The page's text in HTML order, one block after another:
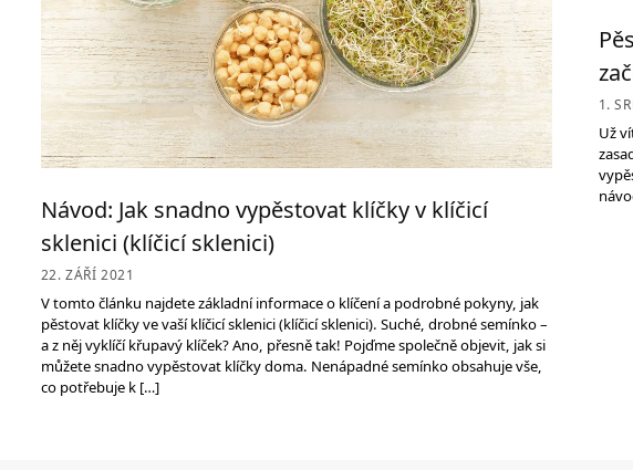
Návod: Jak snadno vypěstovat klíčky v klíčicí
sklenici (klíčicí sklenici)
22. ZÁŘÍ 2021
V tomto článku najdete základní informace o klíčení a podrobné pokyny, jak
pěstovat klíčky ve vaší klíčicí sklenici (klíčicí sklenici). Suché, drobné semínko –
a z něj vyklíčí křupavý klíček? Ano, přesně tak! Pojďme společně objevit, jak si
můžete snadno vypěstovat klíčky doma. Nenápadné semínko obsahuje vše,
co potřebuje k […]
1.
Už